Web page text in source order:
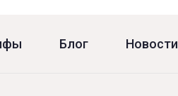
Блог Новости